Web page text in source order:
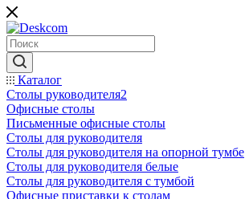
Каталог
Столы руководителя2
Офисные столы
Письменные офисные столы
Столы для руководителя
Столы для руководителя на опорной тумбе
Столы для руководителя белые
Столы для руководителя с тумбой
Офисные приставки к столам